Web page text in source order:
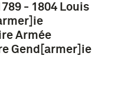
- 1804 Louis
Armée
Gend[armer]ie